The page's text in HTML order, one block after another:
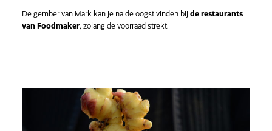
De gember van Mark kan je na de oogst vinden bij de restaurants
van Foodmaker, zolang de voorraad strekt.